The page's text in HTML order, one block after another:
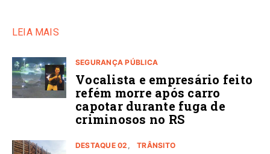
LEIA MAIS
SEGURANÇA PÚBLICA
Vocalista e empresário feito
refém morre após carro
capotar durante fuga de
criminosos no RS
DESTAQUE 02 TRÂNSITO